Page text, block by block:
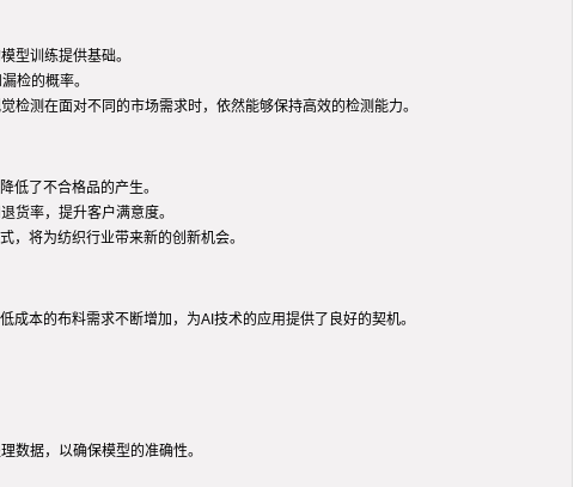
型训练提供基础。
检的概率。
测在面对不同的市场需求时，依然能够保持高效的检测能力。
低了不合格品的产生。
货率，提升客户满意度。
将为纺织行业带来新的创新机会。
本的布料需求不断增加，为AI技术的应用提供了良好的契机。
数据，以确保模型的准确性。